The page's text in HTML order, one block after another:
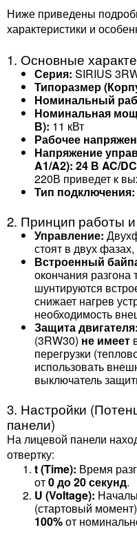
Ниже приведены
характеристики и
1. Основные
Серия: SIRIUS
Типоразмер
Номинальный
Номинальная
В): 11 кВт
Рабочее
Напряжение
A1/A2): 24 В AC/DC
220В приведет к
Тип подключения:
2. Принцип работы
Управление:
стоят в двух
Встроенный
окончания разгона
шунтируются
снижает нагрев
необходимость
Защита двигателя:
(3RW30) не имеет
перегрузки
использовать
выключатель
3. Настройки
панели)
На лицевой панели
отвертку:
t (Time): Время
от0 до 20 секунд.
U (Voltage):
(стартовый
100%от